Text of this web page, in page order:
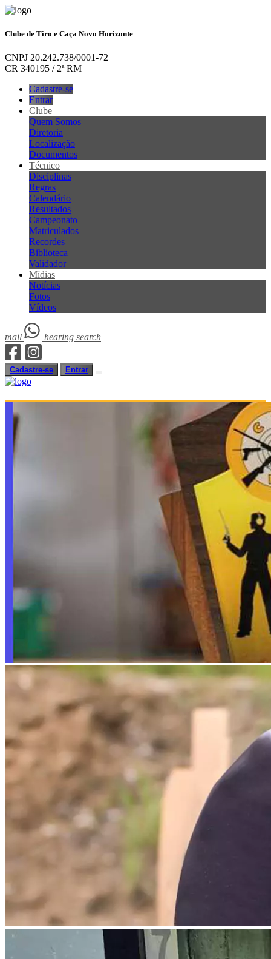
Clube de Tiro e Caça Novo Horizonte
CNPJ 20.242.738/0001-72
CR 340195 / 2ª RM
Cadastre-se
Entrar
Clube
Quem Somos
Diretoria
Localização
Documentos
Técnico
Disciplinas
Regras
Calendário
Resultados
Campeonato
Matriculados
Recordes
Biblioteca
Validador
Mídias
Notícias
Fotos
Vídeos
mail hearing search
Cadastre-se Entrar